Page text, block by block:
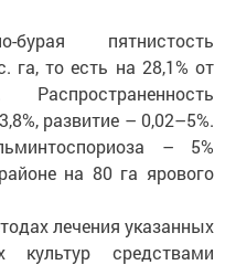
пятнистость
га, то есть на 28,1% от
развитие – 0,02–5%.
– 5%
на 80 га ярового
лечения указанных
культур средствами